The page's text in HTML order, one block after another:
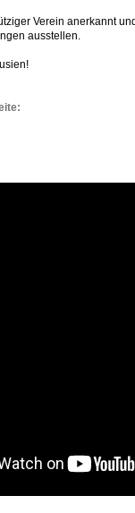
Verein anerkannt
ausstellen.